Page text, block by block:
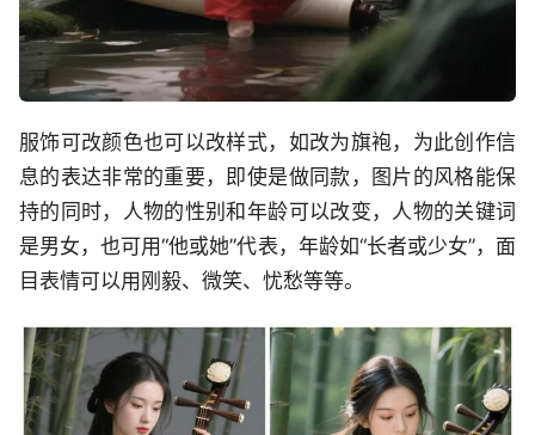
服饰可改颜色也可以改样式，如改为旗袍，为此创作信
息的表达非常的重要，即使是做同款，图片的风格能保
持的同时，人物的性别和年龄可以改变，人物的关键词
是男女，也可用“他或她”代表，年龄如“长者或少女”，面
目表情可以用刚毅、微笑、忧愁等等。